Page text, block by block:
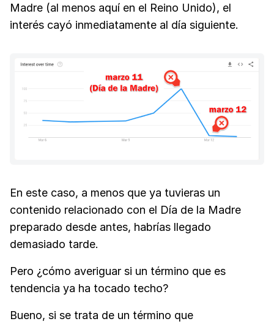
Madre (al menos aquí en el Reino Unido), el
interés cayó inmediatamente al día siguiente.
En este caso, a menos que ya tuvieras un
contenido relacionado con el Día de la Madre
preparado desde antes, habrías llegado
demasiado tarde.
Pero ¿cómo averiguar si un término que es
tendencia ya ha tocado techo?
Bueno, si se trata de un término que